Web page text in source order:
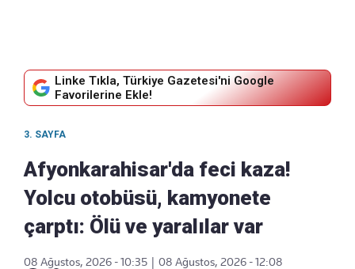
Linke Tıkla, Türkiye Gazetesi'ni Google
Favorilerine Ekle!
3. SAYFA
Afyonkarahisar'da feci kaza!
Yolcu otobüsü, kamyonete
çarptı: Ölü ve yaralılar var
08 Ağustos, 2026 - 10:35
08 Ağustos, 2026 - 12:08